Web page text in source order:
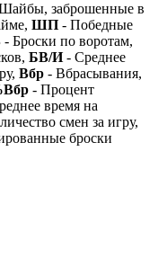
заброшенные в
ШП - Победные
- Броски по воротам,
БВ/И- Среднее
Вбр - Вбрасывания,
- Процент
время на
смен за игру,
броски